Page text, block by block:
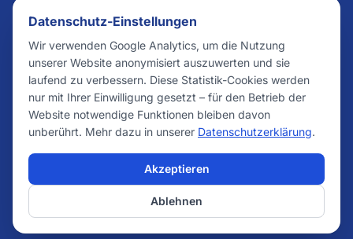
RECHTLICHES
Impressum
Datenschutz
AGB
Bildnachweis
Cookie-Einstellungen
© 2026 meerblick.de. Alle Rechte vorbehalten.
Datenschutz-Einstellungen
Wir verwenden Google Analytics, um die Nutzung
unserer Website anonymisiert auszuwerten und sie
laufend zu verbessern. Diese Statistik-Cookies werden
nur mit Ihrer Einwilligung gesetzt – für den Betrieb der
Website notwendige Funktionen bleiben davon
unberührt. Mehr dazu in unserer Datenschutzerklärung.
Akzeptieren
Ablehnen